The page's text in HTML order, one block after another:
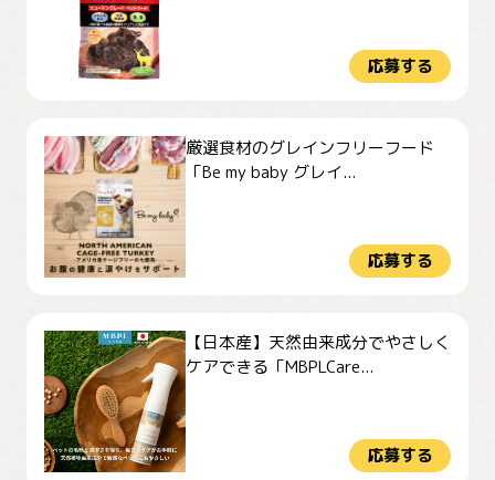
応募する
厳選食材のグレインフリーフード
「Be my baby グレイ...
応募する
【日本産】天然由来成分でやさしく
ケアできる「MBPLCare...
応募する